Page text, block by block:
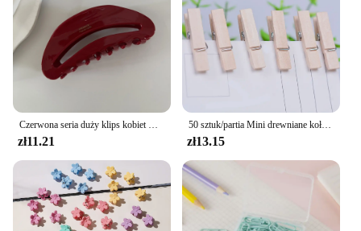
zł11.21
50 sztuk/partia Mini drewniane kołki rzemieślnicze ubrania papierowe zdjęcie wiszące spinacze sprężynowe spinacze do bielizny na karty z wiadomościami 30mm losowy kolor
zł13.15